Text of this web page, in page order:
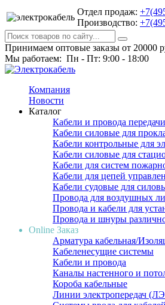
Отдел продаж:
Производство:
Принимаем оптовые заказы от 20000
Мы работаем: Пн - Пт: 9:00 - 18:00
Компания
Новости
Каталог
Кабели и провода
Кабели силовые для
Кабели контрольные для
Кабели силовые для
Кабели для систем
Кабели для цепей
Кабели судовые для
Провода для воздушных
Провода и кабели для
Провода и шнуры
Online Заказ
Арматура кабельная/
Кабеленесущие системы
Кабели и провода
Каналы настенного и
Короба кабельные
Линии электропередач